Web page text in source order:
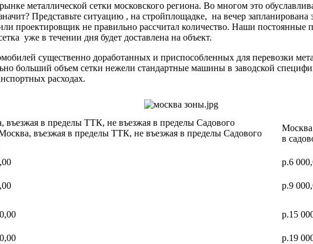
металлической сетки московского региона. Во многом это
Представьте ситуацию , на стройплощадке, на вечер
или проектировщик не правильно рассчитал количество. Наши
уже в течении дня будет доставлена на объект.
существенно доработанных и приспособленных для перевозки
больший объем сетки нежели стандартные машины в заводской
расходах.
въезжая в пределы ТТК, не въезжая в пределы Садового
въезжая в пределы ТТК, не въезжая в пределы Садового
Москва
в
р.6
р.9
р.15
р.19